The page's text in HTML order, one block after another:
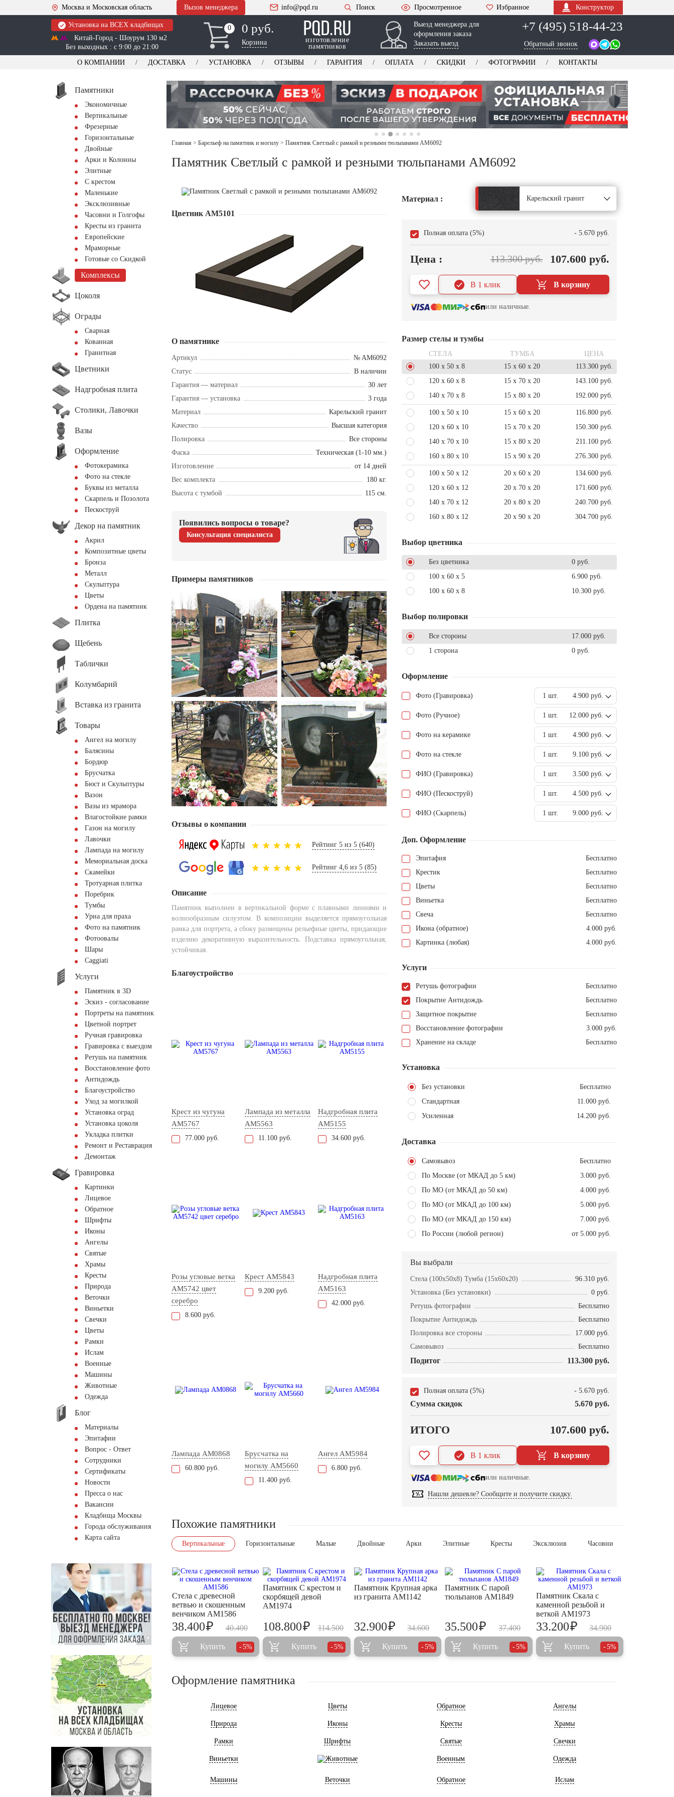
Москва и Московская область Вызов менеджера info@pqd.ru Поиск Просмотренное Избранное Конструктор
Установка на ВСЕХ кладбищах
Китай-Город - Шоурум 130 м2
Без выходных : с 9:00 до 21:00
0
0 0 руб.
Корзина
изготовление
памятников
Выезд менеджера для
оформления заказа
Заказать выезд
+7 (495) 518-44-23
Обратный звонок
О КОМПАНИИ ДОСТАВКА УСТАНОВКА ОТЗЫВЫ ГАРАНТИЯ ОПЛАТА СКИДКИ ФОТОГРАФИИ КОНТАКТЫ
Памятники
Экономичные
Вертикальные
Фрезерные
Горизонтальные
Двойные
Арки и Колонны
Элитные
С крестом
Маленькие
Эксклюзивные
Часовни и Голгофы
Кресты из гранита
Европейские
Мраморные
Готовые со Скидкой
Комплексы
Цоколя
Ограды
Сварная
Кованная
Гранитная
Цветники
Надгробная плита
Столики, Лавочки
Вазы
Оформление
Фотокерамика
Фото на стекле
Буквы из металла
Скарпель и Позолота
Пескоструй
Декор на памятник
Акрил
Композитные цветы
Бронза
Металл
Скульптура
Цветы
Ордена на памятник
Плитка
Щебень
Таблички
Колумбарий
Вставка из гранита
Товары
Ангел на могилу
Балясины
Бордюр
Брусчатка
Бюст и Скульптуры
Вазон
Вазы из мрамора
Влагостойкие рамки
Газон на могилу
Лавочки
Лампада на могилу
Мемориальная доска
Скамейки
Тротуарная плитка
Поребрик
Тумбы
Урна для праха
Фото на памятник
Фотоовалы
Шары
Сaggiati
Услуги
Памятник в 3D
Эскиз - согласование
Портреты на памятник
Цветной портрет
Ручная гравировка
Гравировка с выездом
Ретушь на памятник
Восстановление фото
Антидождь
Благоустройство
Уход за могилкой
Установка оград
Установка цоколя
Укладка плитки
Ремонт и Реставрация
Демонтаж
Гравировка
Картинки
Лицевое
Обратное
Шрифты
Иконы
Ангелы
Святые
Храмы
Кресты
Природа
Веточки
Виньетки
Свечки
Цветы
Рамки
Ислам
Военные
Машины
Животные
Одежда
Блог
Материалы
Эпитафии
Вопрос - Ответ
Сотрудники
Сертификаты
Новости
Пресса о нас
Вакансии
Кладбища Москвы
Города обслуживания
Карта сайта
Главная > Барельеф на памятник и могилу > Памятник Светлый с рамкой и резными тюльпанами AM6092
Памятник Светлый с рамкой и резными тюльпанами AM6092
Цветник АМ5101
О памятнике
Артикул
№ AM6092
Статус
В наличии
Гарантия — материал
30 лет
Гарантия — установка
3 года
Материал
Карельский гранит
Качество
Высшая категория
Полировка
Все стороны
Фаска
Техническая (1-10 мм.)
Изготовление
от 14 дней
Вес комплекта
180 кг.
Высота с тумбой
115 см.
Появились вопросы о товаре?
Консультация специалиста
Примеры памятников
Отзывы о компании
Рейтинг 5 из 5 (640)
Рейтинг 4,6 из 5 (85)
Описание
Памятник выполнен в вертикальной форме с плавными линиями и
волнообразным силуэтом. В композиции выделяется прямоугольная
рамка для портрета, а сбоку размещены рельефные цветы, придающие
изделию декоративную выразительность. Подставка прямоугольная,
устойчивая.
Благоустройство
Крест из чугуна
AM5767
77.000 руб.
Лампада из металла
AM5563
11.100 руб.
Надгробная плита
AM5155
34.600 руб.
Розы угловые ветка
AM5742 цвет
серебро
8.600 руб.
Крест AM5843
9.200 руб.
Надгробная плита
AM5163
42.000 руб.
Лампада AM0868
60.800 руб.
Брусчатка на
могилу AM5660
11.400 руб.
Ангел AM5984
6.800 руб.
Материал : Карельский гранит
Полная оплата (5%) - 5.670 руб.
Цена : 113.300 руб. 107.600 руб.
В корзину
В 1 клик
или наличные.
Размер стелы и тумбы
СТЕЛА ТУМБА
ЦЕНА
100 x 50 x 8
15 x 60 x 20
113.300 руб.
120 x 60 x 8
15 x 70 x 20
143.100 руб.
140 x 70 x 8
15 x 80 x 20 192.000 руб.
100 x 50 x 10 15 x 60 x 20
116.800 руб.
120 x 60 x 10
15 x 70 x 20
150.300 руб.
140 x 70 x 10
15 x 80 x 20
211.100 руб.
160 x 80 x 10
15 x 90 x 20 276.300 руб.
100 x 50 x 12 20 x 60 x 20
134.600 руб.
120 x 60 x 12
20 x 70 x 20
171.600 руб.
140 x 70 x 12
20 x 80 x 20
240.700 руб.
160 x 80 x 12
20 x 90 x 20 304.700 руб.
Выбор цветника
Без цветника
0 руб.
100 x 60 x 5
6.900 руб.
100 x 60 x 8
10.300 руб.
Выбор полировки
Все стороны
17.000 руб.
1 сторона
0 руб.
Оформление
Фото (Гравировка) 1 шт. 4.900 руб.
Фото (Ручное) 1 шт. 12.000 руб.
Фото на керамике 1 шт. 4.900 руб.
Фото на стекле 1 шт. 9.100 руб.
ФИО (Гравировка) 1 шт. 3.500 руб.
ФИО (Пескоструй) 1 шт. 4.500 руб.
ФИО (Скарпель) 1 шт. 9.000 руб.
Доп. Оформление
Эпитафия
Бесплатно
Крестик
Бесплатно
Цветы
Бесплатно
Виньетка
Бесплатно
Свеча
Бесплатно
Икона (обратное)
4.000 руб.
Картинка (любая)
4.000 руб.
Услуги
Ретушь фотографии
Бесплатно
Покрытие Антидождь
Бесплатно
Защитное покрытие
Бесплатно
Восстановление фотографии
3.000 руб.
Хранение на складе
Бесплатно
Установка
Без установки
Бесплатно
Стандартная
11.000 руб.
Усиленная
14.200 руб.
Доставка
Самовывоз
Бесплатно
По Москве (от МКАД до 5 км)
3.000 руб.
По МО (от МКАД до 50 км)
4.000 руб.
По МО (от МКАД до 100 км)
5.000 руб.
По МО (от МКАД до 150 км)
7.000 руб.
По России (любой регион)
от 5.000 руб.
Вы выбрали
Стела (100x50x8) Тумба (15x60x20)
96.310 руб.
Установка (Без установки)
0 руб.
Ретушь фотографии
Бесплатно
Покрытие Антидождь
Бесплатно
Полировка все стороны
17.000 руб.
Самовывоз
Бесплатно
Подитог 113.300 руб.
Полная оплата (5%) - 5.670 руб.
Сумма скидок 5.670 руб.
ИТОГО 107.600 руб.
В корзину
В 1 клик
или наличные.
Нашли дешевле? Сообщите и получите скидку.
Похожие памятники
Вертикальные Горизонтальные Малые Двойные Арки Элитные Кресты Эксклюзив Часовни
Стела с древесной
ветвью и скошенным
венчиком AM1586
40.400
38.400₽
Купить 5%
Памятник С крестом и
скорбящей девой
AM1974
114.500
108.800₽
Купить 5%
Памятник Крупная арка
из гранита AM1142
34.600
32.900₽
Купить 5%
Памятник С парой
тюльпанов AM1849
37.400
35.500₽
Купить 5%
Памятник Скала с
каменной резьбой и
веткой AM1973
34.900
33.200₽
Купить 5%
Оформление памятника
Лицевое Цветы Обратное Ангелы
Природа Иконы Кресты Храмы
Рамки Шрифты Святые Свечки
Виньетки Животные Военным Одежда
Машины Веточки Обратное Ислам